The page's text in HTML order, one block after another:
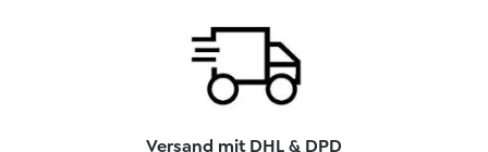
Versand mit DHL & DPD